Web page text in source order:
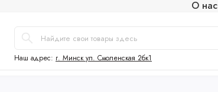
О нас
Наш адрес: г. Минск ул. Смоленская 2бк1